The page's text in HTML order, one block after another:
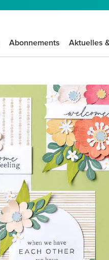
Abonnements Aktuelles